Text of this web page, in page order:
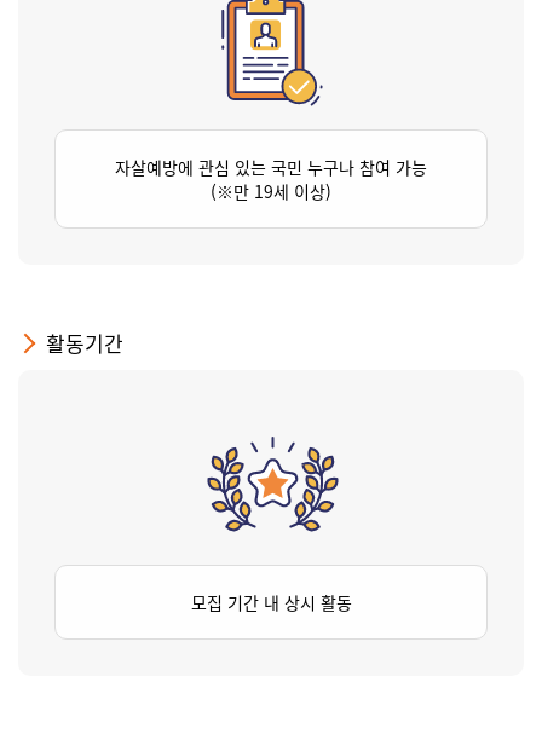
자살예방에 관심 있는 국민 누구나 참여 가능
(※만 19세 이상)
활동기간
모집 기간 내 상시 활동